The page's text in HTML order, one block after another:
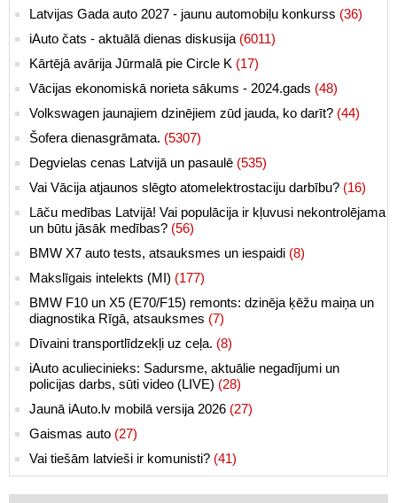
Latvijas Gada auto 2027 - jaunu automobiļu konkurss (36)
iAuto čats - aktuālā dienas diskusija (6011)
Kārtējā avārija Jūrmalā pie Circle K (17)
Vācijas ekonomiskā norieta sākums - 2024.gads (48)
Volkswagen jaunajiem dzinējiem zūd jauda, ko darīt? (44)
Šofera dienasgrāmata. (5307)
Degvielas cenas Latvijā un pasaulē (535)
Vai Vācija atjaunos slēgto atomelektrostaciju darbību? (16)
Lāču medības Latvijā! Vai populācija ir kļuvusi nekontrolējama
un būtu jāsāk medības? (56)
BMW X7 auto tests, atsauksmes un iespaidi (8)
Makslīgais intelekts (MI) (177)
BMW F10 un X5 (E70/F15) remonts: dzinēja ķēžu maiņa un
diagnostika Rīgā, atsauksmes (7)
Dīvaini transportlīdzekļi uz ceļa. (8)
iAuto aculiecinieks: Sadursme, aktuālie negadījumi un
policijas darbs, sūti video (LIVE) (28)
Jaunā iAuto.lv mobilā versija 2026 (27)
Gaismas auto (27)
Vai tiešām latvieši ir komunisti? (41)